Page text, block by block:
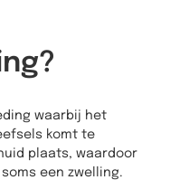
waarbij het
komt te
plaats, waardoor
een zwelling.